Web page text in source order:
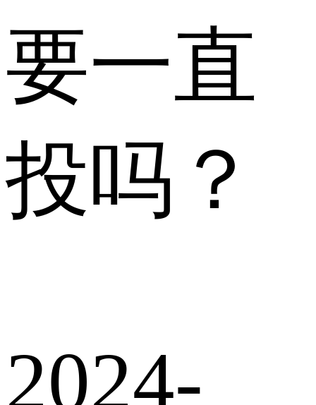
要一直
投吗？
2024-